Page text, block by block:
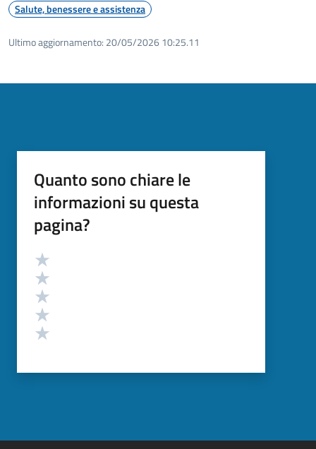
Salute, benessere e assistenza
Ultimo aggiornamento: 20/05/2026 10:25.11
Quanto sono chiare le
informazioni su questa
pagina?
Valutazione